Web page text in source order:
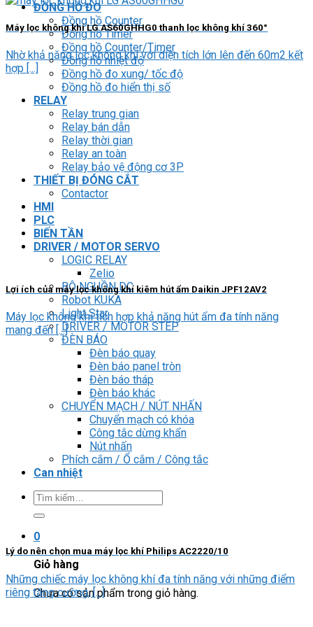
ĐỒNG HỒ ĐO
Đồng hồ Counter
Đồng hồ Timer
Đồng hồ Counter/Timer
Đồng hồ nhiệt độ
Đồng hồ đo xung/ tốc độ
Đồng hồ đo hiển thị số
RELAY
Relay trung gian
Relay bán dẫn
Relay thời gian
Relay an toàn
Relay bảo vệ động cơ 3P
THIẾT BỊ ĐÓNG CẮT
Contactor
HMI
PLC
BIẾN TẦN
DRIVER / MOTOR SERVO
LOGIC RELAY
Zelio
BỘ NGUỒN DC
Robot KUKA
Light Star
DRIVER / MOTOR STEP
ĐÈN BÁO
Đèn báo quay
Đèn báo panel tròn
Đèn báo tháp
Đèn báo khác
CHUYỂN MẠCH / NÚT NHẤN
Chuyển mạch có khóa
Công tắc dừng khẩn
Nút nhấn
Phích cắm / Ổ cắm / Công tắc
Can nhiệt
Tìm
kiếm:
0
Giỏ hàng
Chưa có sản phẩm trong giỏ hàng.
Máy lọc không khí LG AS60GHHG0 thanh lọc không khí 360°
Nhờ khả năng lọc không khí với diện tích lớn lên đến 60m2 kết
hợp [...]
Lợi ích của máy lọc không khí kiêm hút ẩm Daikin JPF12AV2
Máy lọc không khí tích hợp khả năng hút ẩm đa tính năng
mang đến [...]
Lý do nên chọn mua máy lọc khí Philips AC2220/10
Những chiếc máy lọc không khí đa tính năng với những điểm
riêng tăng cường, [...]